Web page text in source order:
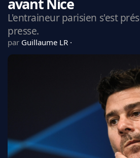
MERCATO
MANCHESTER UNITED
CHELSEA
ARSENAL
avant Nice
L'entraineur parisien s'est
presse.
par Guillaume LR